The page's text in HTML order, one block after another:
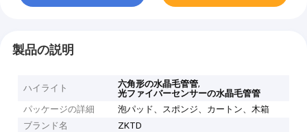
製品の説明
ハイライト 六角形の水晶毛管管,
光ファイバーセンサーの水晶毛管管
パッケージの詳細
泡パッド、スポンジ、カートン、木箱
ブランド名
ZKTD